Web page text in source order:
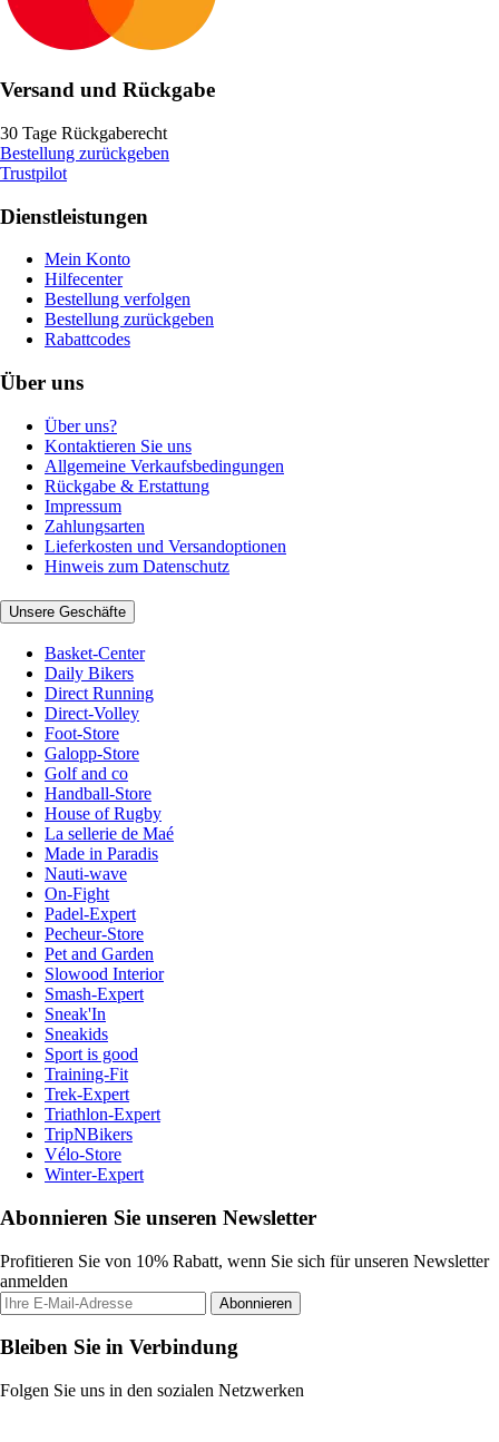
Versand und Rückgabe
30 Tage Rückgaberecht
Bestellung zurückgeben
Trustpilot
Dienstleistungen
Mein Konto
Hilfecenter
Bestellung verfolgen
Bestellung zurückgeben
Rabattcodes
Über uns
Über uns?
Kontaktieren Sie uns
Allgemeine Verkaufsbedingungen
Rückgabe & Erstattung
Impressum
Zahlungsarten
Lieferkosten und Versandoptionen
Hinweis zum Datenschutz
Unsere Geschäfte
Basket-Center
Daily Bikers
Direct Running
Direct-Volley
Foot-Store
Galopp-Store
Golf and co
Handball-Store
House of Rugby
La sellerie de Maé
Made in Paradis
Nauti-wave
On-Fight
Padel-Expert
Pecheur-Store
Pet and Garden
Slowood Interior
Smash-Expert
Sneak'In
Sneakids
Sport is good
Training-Fit
Trek-Expert
Triathlon-Expert
TripNBikers
Vélo-Store
Winter-Expert
Abonnieren Sie unseren Newsletter
Profitieren Sie von 10% Rabatt, wenn Sie sich für unseren Newsletter
anmelden
Abonnieren
Bleiben Sie in Verbindung
Folgen Sie uns in den sozialen Netzwerken